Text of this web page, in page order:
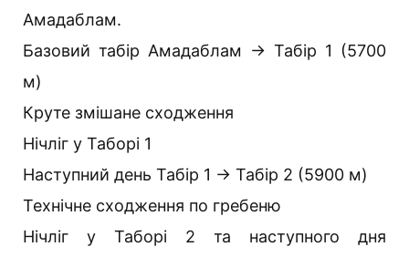
Амадаблам.
Базовий табір Амадаблам → Табір 1 (5700
м)
Круте змішане сходження
Нічліг у Таборі 1
Наступний день Табір 1 → Табір 2 (5900 м)
Технічне сходження по гребеню
Нічліг у Таборі 2 та наступного дня